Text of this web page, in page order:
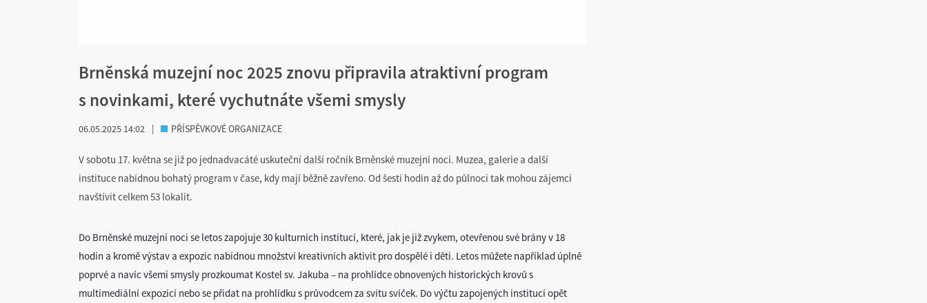
Brněnská muzejní noc 2025 znovu připravila atraktivní program
s novinkami, které vychutnáte všemi smysly
06.05.2025 14:02 | PŘÍSPĚVKOVÉ ORGANIZACE
V sobotu 17. května se již po jednadvacáté uskuteční další ročník Brněnské muzejní noci. Muzea, galerie a další
instituce nabídnou bohatý program v čase, kdy mají běžně zavřeno. Od šesti hodin až do půlnoci tak mohou zájemci
navštívit celkem 53 lokalit.
Do Brněnské muzejní noci se letos zapojuje 30 kulturních institucí, které, jak je již zvykem, otevřenou své brány v 18
hodin a kromě výstav a expozic nabídnou množství kreativních aktivit pro dospělé i děti. Letos můžete například úplně
poprvé a navíc všemi smysly prozkoumat Kostel sv. Jakuba – na prohlídce obnovených historických krovů s
multimediální expozicí nebo se přidat na prohlídku s průvodcem za svitu svíček. Do výčtu zapojených institucí opět